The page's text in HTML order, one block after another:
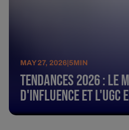
MAY 27, 2026 5MIN
Tendances 2026 : Le
d'influence et l'UGC